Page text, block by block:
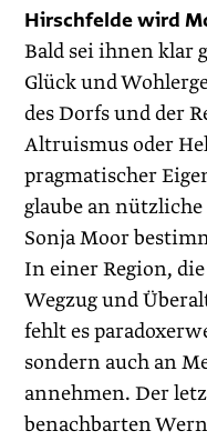
Hirschfelde wird
Bald sei ihnen klar
Glück und
des Dorfs und der
Altruismus oder
pragmatischer
glaube an
Sonja Moor
In einer Region,
Wegzug und
fehlt es
sondern auch an
annehmen. Der
benachbarten